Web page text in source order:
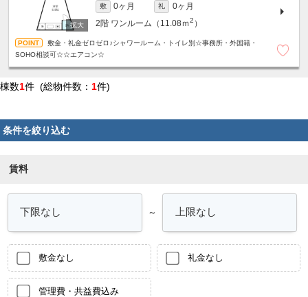
敷 0ヶ月 礼
0ヶ月
2階 ワンルーム（11.08ｍ2 ）
敷金・礼金ゼロゼロ♪シャワールーム・トイレ別☆事務所・外国籍・
SOHO相談可☆☆エアコン☆
棟数1件 (総物件数： 1件)
条件を絞り込む
賃料
～
敷金なし 礼金なし
管理費・共益費込み